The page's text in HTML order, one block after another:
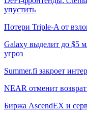
упустить
Потери Triple-A от
Galaxy выделит до $5
угроз
Summer.fi закроет
NEAR отменит
Биржа AscendEX и